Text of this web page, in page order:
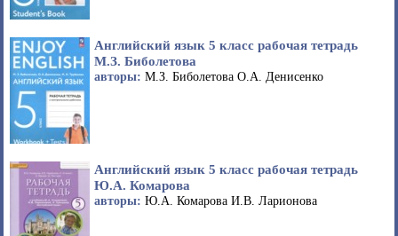
Английский язык 5 класс рабочая тетрадь
М.З. Биболетова
авторы: М.З. Биболетова О.А. Денисенко
Английский язык 5 класс рабочая тетрадь
Ю.А. Комарова
авторы: Ю.А. Комарова И.В. Ларионова